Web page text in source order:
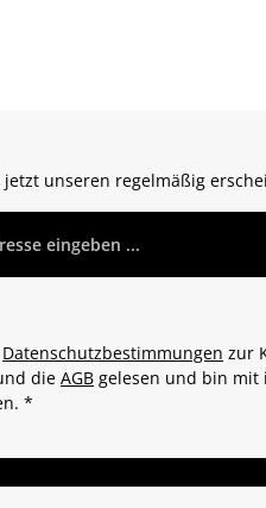
jetzt unseren regelmäßig
Datenschutzbestimmungen zur
die AGB gelesen und bin mit
*